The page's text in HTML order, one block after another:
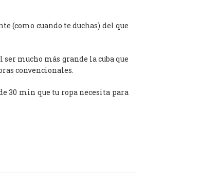
(como cuando te duchas) del que
mucho más grande la cuba que
convencionales.
30 min que tu ropa necesita para